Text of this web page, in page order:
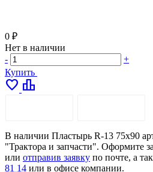
0 ₽
Нет в наличии
-
+
Купить
favorite leaderboard
В наличии Пластырь R-13 75х90
"Трактора и запчасти". Оформите
или отправив заявку по почте, а
81 14 или в офисе компании.